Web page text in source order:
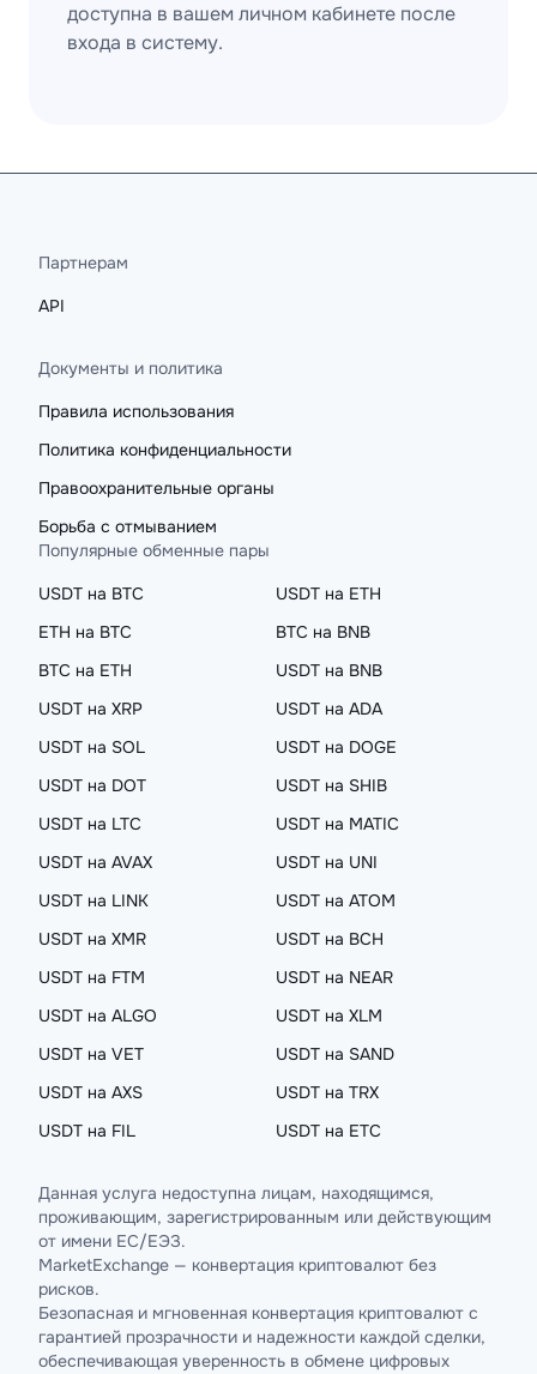
доступна в вашем личном кабинете после
входа в систему.
Партнерам
API
Документы и политика
Правила использования
Политика конфиденциальности
Правоохранительные органы
Борьба с отмыванием
Популярные обменные пары
USDT на BTC
USDT на ETH
ETH на BTC
BTC на BNB
BTC на ETH
USDT на BNB
USDT на XRP
USDT на ADA
USDT на SOL
USDT на DOGE
USDT на DOT
USDT на SHIB
USDT на LTC
USDT на MATIC
USDT на AVAX
USDT на UNI
USDT на LINK
USDT на ATOM
USDT на XMR
USDT на BCH
USDT на FTM
USDT на NEAR
USDT на ALGO
USDT на XLM
USDT на VET
USDT на SAND
USDT на AXS
USDT на TRX
USDT на FIL
USDT на ETC
Данная услуга недоступна лицам, находящимся,
проживающим, зарегистрированным или действующим
от имени ЕС/ЕЭЗ.
MarketExchange — конвертация криптовалют без
рисков.
Безопасная и мгновенная конвертация криптовалют с
гарантией прозрачности и надежности каждой сделки,
обеспечивающая уверенность в обмене цифровых